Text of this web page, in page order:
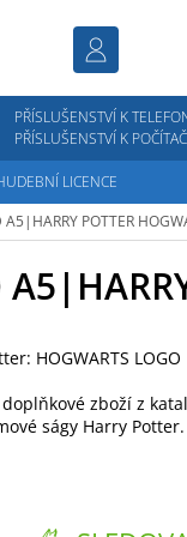
PŘÍSLUŠENSTVÍ K
PŘÍSLUŠENSTVÍ K
LICENCE
A5|HARRY POTTER
HOGWARTS LOGO
zboží z
ságy Harry Potter.